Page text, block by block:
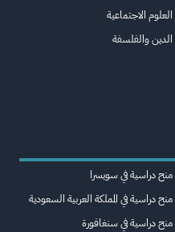
العلوم الاجتماعية
الدين والفلسفة
منح دراسية في سويسرا
منح دراسية في المملكة العربية السعودية
منح دراسية في سنغافورة